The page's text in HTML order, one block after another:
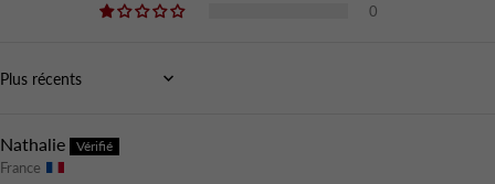
0
Sort by
Nathalie
France